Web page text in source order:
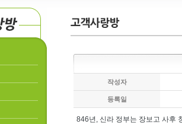
작성자
등록일
846년, 신라 정부는 장보고 사후